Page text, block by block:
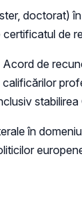
doctorat)
de
de
în